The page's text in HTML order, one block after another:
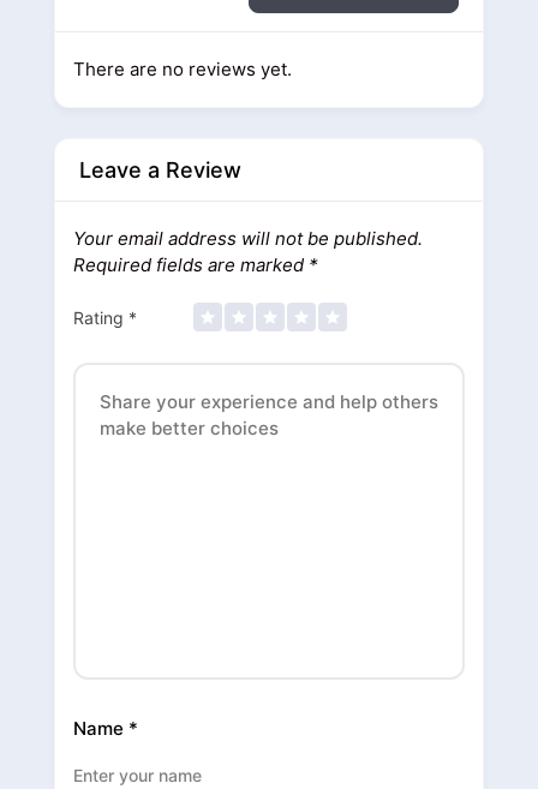
There are no reviews yet.
Leave a Review
Your email address will not be published.
Required fields are marked *
Rating *
Name *